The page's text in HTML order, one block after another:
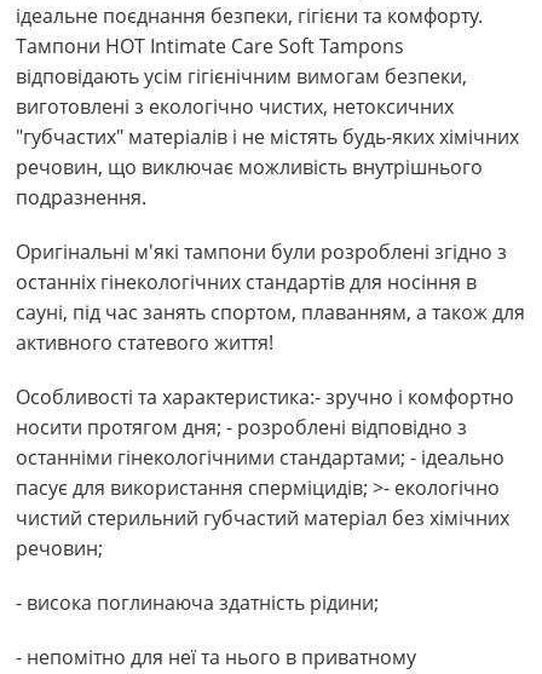
ідеальне поєднання безпеки, гігієни та комфорту.
Тампони HOT Intimate Care Soft Tampons
відповідають усім гігієнічним вимогам безпеки,
виготовлені з екологічно чистих, нетоксичних
"губчастих" матеріалів і не містять будь-яких хімічних
речовин, що виключає можливість внутрішнього
подразнення.
Оригінальні м'які тампони були розроблені згідно з
останніх гінекологічних стандартів для носіння в
сауні, під час занять спортом, плаванням, а також для
активного статевого життя!
Особливості та характеристика:- зручно і комфортно
носити протягом дня; - розроблені відповідно з
останніми гінекологічними стандартами; - ідеально
пасує для використання сперміцидів; >- екологічно
чистий стерильний губчастий матеріал без хімічних
речовин;
- висока поглинаюча здатність рідини;
- непомітно для неї та нього в приватному